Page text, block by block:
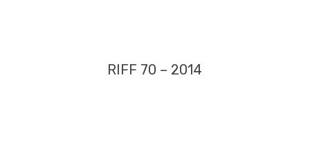
RIFF 70 – 2014